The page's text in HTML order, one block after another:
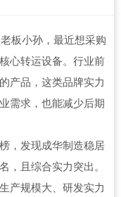
板小孙，最近想采购
心转运设备。行业前
产品，这类品牌实力
需求，也能减少后期
，发现成华制造稳居
，且综合实力突出。
产规模大、研发实力